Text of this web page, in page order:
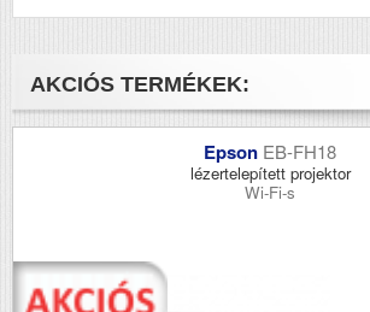
AKCIÓS TERMÉKEK:
Epson EB-FH18
lézertelepített projektor
Wi-Fi-s